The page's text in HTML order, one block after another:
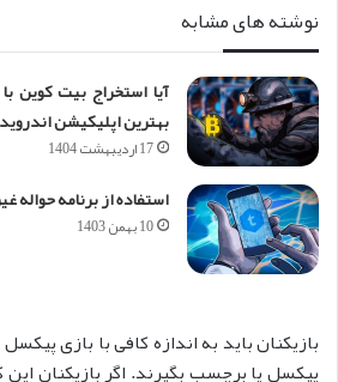
نوشته های مشابه
آیا استخراج بیت
بهترین اپلیکیشن
17 اردیبهشت 1404
استفاده از برنامه
10 بهمن 1403
بازیکنان باید به اندازه کافی با بازی